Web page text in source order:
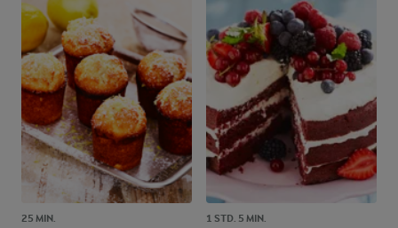
25 MIN. 1 STD. 5 MIN.